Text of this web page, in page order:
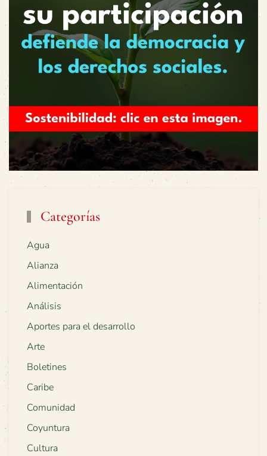
Categorías
Agua
Alianza
Alimentación
Análisis
Aportes para el desarrollo
Arte
Boletines
Caribe
Comunidad
Coyuntura
Cultura